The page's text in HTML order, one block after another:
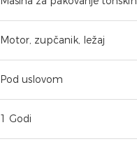
Motor, zupčanik, ležaj
Pod uslovom
1 Godi